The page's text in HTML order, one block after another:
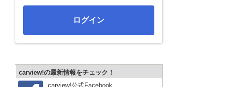
ログイン
carview!の最新情報をチェック！
carview!公式Facebook